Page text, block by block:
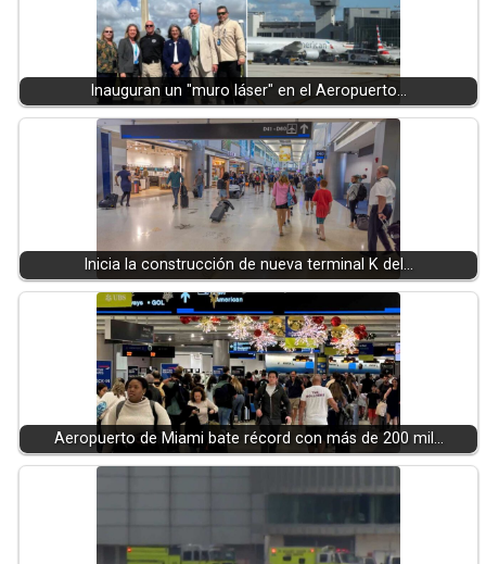
Inauguran un "muro láser" en el Aeropuerto…
Inicia la construcción de nueva terminal K del…
Aeropuerto de Miami bate récord con más de 200 mil…